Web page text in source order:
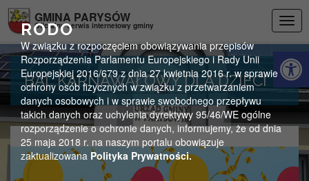
RODO
W związku z rozpoczęciem obowiązywania przepisów
Rozporządzenia Parlamentu Europejskiego i Rady Unii
Europejskiej 2016/679 z dnia 27 kwietnia 2016 r. w sprawie
ochrony osób fizycznych w związku z przetwarzaniem
danych osobowych i w sprawie swobodnego przepływu
takich danych oraz uchylenia dyrektywy 95/46/WE ogólne
rozporządzenie o ochronie danych, informujemy, że od dnia
25 maja 2018 r. na naszym portalu obowiązuje
zaktualizowana Polityka Prywatności.
GMINA PARYSÓW
Oficjalny serwis internetowy gminy
BAL KARNAWAŁOWY DLA DZIECI